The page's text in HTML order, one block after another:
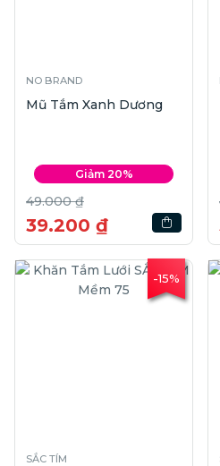
NO BRAND
Mũ Tắm Xanh Dương
Giảm 20%
49.000 ₫
39.200 ₫
-15%
SẮC TÍM